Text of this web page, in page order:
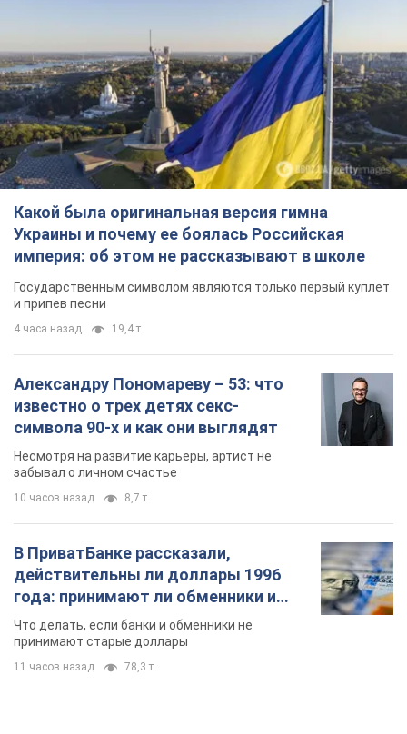
Какой была оригинальная версия гимна
Украины и почему ее боялась Российская
империя: об этом не рассказывают в школе
Государственным символом являются только первый куплет
и припев песни
4 часа назад 19,4 т.
Александру Пономареву – 53: что
известно о трех детях секс-
символа 90-х и как они выглядят
Несмотря на развитие карьеры, артист не
забывал о личном счастье
10 часов назад 8,7 т.
В ПриватБанке рассказали,
действительны ли доллары 1996
года: принимают ли обменники и
банки такие купюры
Что делать, если банки и обменники не
принимают старые доллары
11 часов назад 78,3 т.